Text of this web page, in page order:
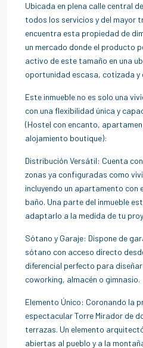
Ubicada en plena calle central
todos los servicios y del mayor
encuentra esta propiedad de
un mercado donde el producto
activo de este tamaño en una
oportunidad escasa, cotizada y
Este inmueble no es solo una
con una flexibilidad única y
(Hostel con encanto,
alojamiento boutique):
Distribución Versátil: Cuenta
zonas ya configuradas como
incluyendo un apartamento con
baño. Una parte del inmueble
adaptarlo a la medida de tu
Sótano y Garaje: Dispone de
sótano con acceso directo
diferencial perfecto para
coworking, almacén o gimnasio.
Elemento Único: Coronando la
espectacular Torre Mirador de
terrazas. Un elemento
abiertas al pueblo y a la